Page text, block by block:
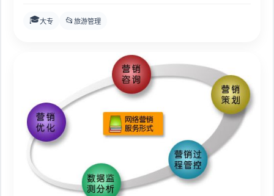
🎓大专 📂 旅游管理